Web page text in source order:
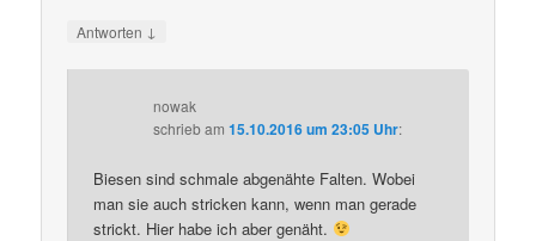
Antworten ↓
nowak
schriebam15.10.2016 um 23:05 Uhr:
Biesen sind schmale abgenähte Falten. Wobei
man sie auch stricken kann, wenn man gerade
strickt. Hier habe ich aber genäht.